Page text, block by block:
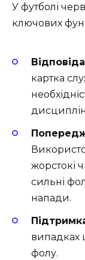
У футболі
ключових
картка
жорстокі
сильні
напади.
випадках
фолу.